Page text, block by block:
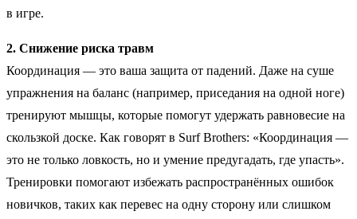
в игре.
2. Снижение риска травм
Координация — это ваша защита от падений. Даже на суше
упражнения на баланс (например, приседания на одной ноге)
тренируют мышцы, которые помогут удержать равновесие на
скользкой доске. Как говорят в Surf Brothers: «Координация —
это не только ловкость, но и умение предугадать, где упасть».
Тренировки помогают избежать распространённых ошибок
новичков, таких как перевес на одну сторону или слишком